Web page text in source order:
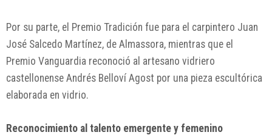
Por su parte, el Premio Tradición fue para el carpintero Juan
José Salcedo Martínez, de Almassora, mientras que el
Premio Vanguardia reconoció al artesano vidriero
castellonense Andrés Belloví Agost por una pieza escultórica
elaborada en vidrio.
Reconocimiento al talento emergente y femenino